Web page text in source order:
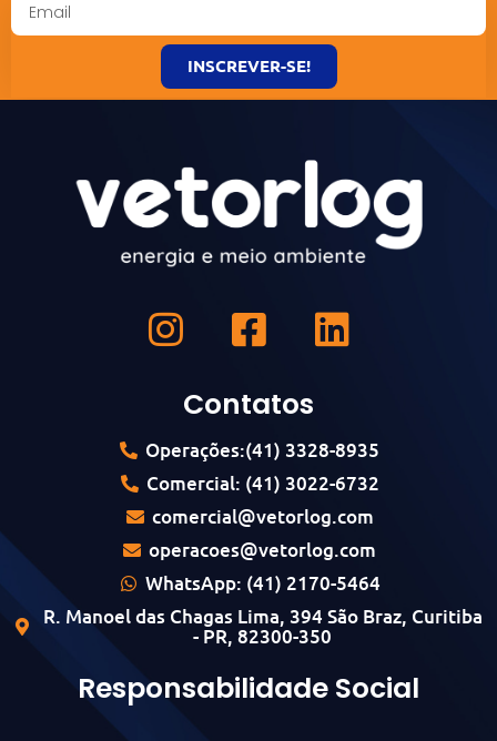
INSCREVER-SE!
Contatos
Operações:(41) 3328-8935
Comercial: (41) 3022-6732
comercial@vetorlog.com
operacoes@vetorlog.com
WhatsApp: (41) 2170-5464
R. Manoel das Chagas Lima, 394 São Braz, Curitiba
- PR, 82300-350
Responsabilidade Social